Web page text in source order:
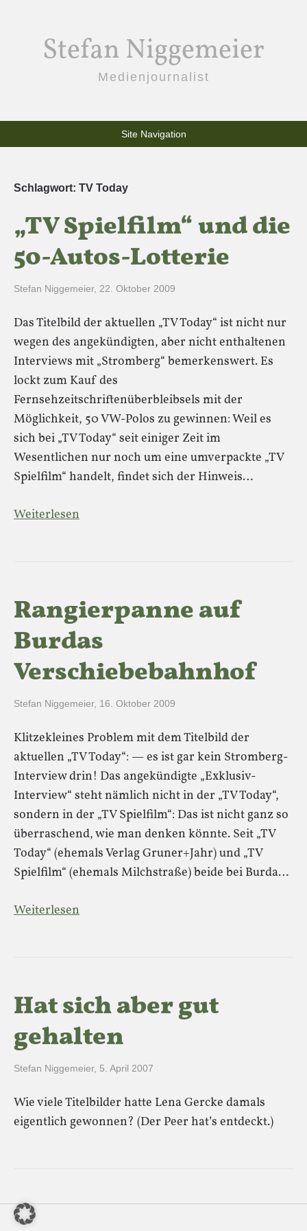
Stefan Niggemeier
Medienjournalist
Site Navigation
Schlagwort: TV Today
„TV Spielfilm“ und die
50-Autos-Lotterie
Stefan Niggemeier, 22. Oktober 2009
Das Titelbild der aktuellen „TV Today“ ist nicht nur
wegen des angekündigten, aber nicht enthaltenen
Interviews mit „Stromberg“ bemerkenswert. Es
lockt zum Kauf des
Fernsehzeitschriftenüberbleibsels mit der
Möglichkeit, 50 VW-Polos zu gewinnen: Weil es
sich bei „TV Today“ seit einiger Zeit im
Wesentlichen nur noch um eine umverpackte „TV
Spielfilm“ handelt, findet sich der Hinweis…
Weiterlesen
Rangierpanne auf
Burdas
Verschiebebahnhof
Stefan Niggemeier, 16. Oktober 2009
Klitzekleines Problem mit dem Titelbild der
aktuellen „TV Today“: — es ist gar kein Stromberg-
Interview drin! Das angekündigte „Exklusiv-
Interview“ steht nämlich nicht in der „TV Today“,
sondern in der „TV Spielfilm“: Das ist nicht ganz so
überraschend, wie man denken könnte. Seit „TV
Today“ (ehemals Verlag Gruner+Jahr) und „TV
Spielfilm“ (ehemals Milchstraße) beide bei Burda…
Weiterlesen
Hat sich aber gut
gehalten
Stefan Niggemeier, 5. April 2007
Wie viele Titelbilder hatte Lena Gercke damals
eigentlich gewonnen? (Der Peer hat’s entdeckt.)